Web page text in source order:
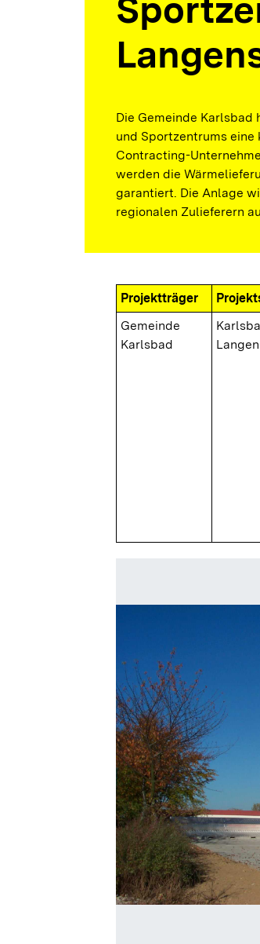
Die Gemeinde Karlsbad
und Sportzentrums
Contracting-
werden die
garantiert. Die Anlage
regionalen Zulieferern
Projektträger
Gemeinde
Karlsbad